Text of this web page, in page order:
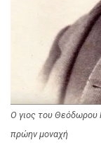
Ο γιος του Θεόδωρου
πρώην μοναχή